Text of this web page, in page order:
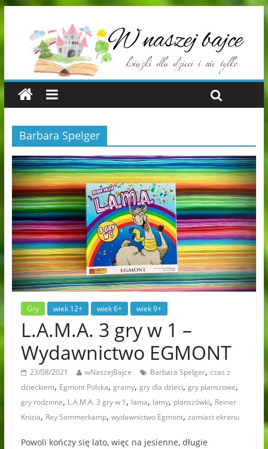
Barbara Spelger
Gry wiek 12+ wiek 6+ wiek 9+
L.A.M.A. 3 gry w 1 –
Wydawnictwo EGMONT
23/08/2021 wNaszejBajce Barbara Spelger, czas z
dzieckiem, Egmont Polska, gramy, gry dla dzieci, gry planszowe,
gry rodzinne, L.A.M.A. 3 gry w 1 , lama, lamy, planszówki, Reiner
Knizia, Rey Sommerkamp, wydawnictwo Egmont, zamiast ekranu
Powoli kończy się lato, więc na jesienne, długie